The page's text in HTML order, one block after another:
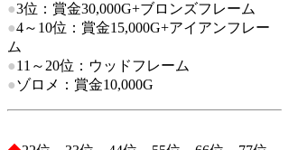
●3位：賞金30,000G+ブロンズフレーム
●4～10位：賞金15,000G+アイアンフレー
ム
●11～20位：ウッドフレーム
●ゾロメ：賞金10,000G